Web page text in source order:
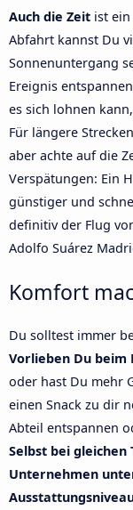
Auch die Zeit ist
Abfahrt kannst Du
Sonnenuntergang
Ereignis
es sich lohnen
Für längere
aber achte auf die
Verspätungen: Ein
günstiger und
definitiv der Flug
Adolfo Suárez
Komfort
Du solltest immer
Vorlieben Du beim
oder hast Du mehr
einen Snack zu dir
Abteil entspannen
Selbst bei
Unternehmen